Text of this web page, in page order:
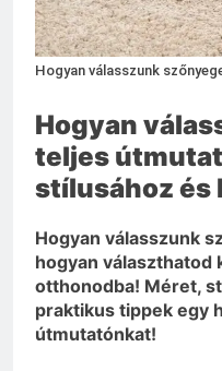
Hogyan válasszunk
Hogyan
teljes
stílusához és
Hogyan válasszunk
hogyan választhatod
otthonodba! Méret,
praktikus tippek egy
útmutatónkat!